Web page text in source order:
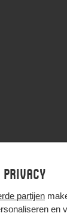
privacy
partijen
en